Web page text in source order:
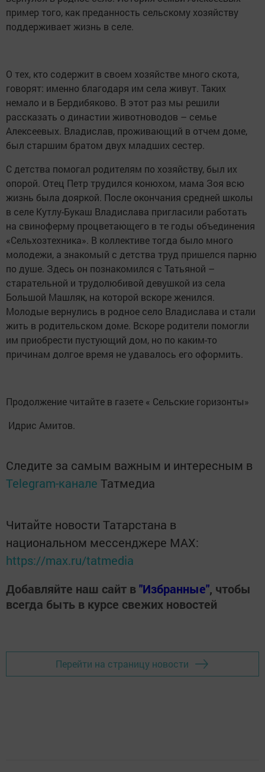
пример того, как преданность сельскому хозяйству
поддерживает жизнь в селе.
О тех, кто содержит в своем хозяйстве много скота,
говорят: именно благодаря им села живут. Таких
немало и в Бердибяково. В этот раз мы решили
рассказать о династии животноводов – семье
Алексеевых. Владислав, проживающий в отчем доме,
был старшим братом двух младших сестер.
С детства помогал родителям по хозяйству, был их
опорой. Отец Петр трудился конюхом, мама Зоя всю
жизнь была дояркой. После окончания средней школы
в селе Кутлу-Букаш Владислава пригласили работать
на свиноферму процветающего в те годы объединения
«Сельхозтехника». В коллективе тогда было много
молодежи, а знакомый с детства труд пришелся парню
по душе. Здесь он познакомился с Татьяной –
старательной и трудолюбивой девушкой из села
Большой Машляк, на которой вскоре женился.
Молодые вернулись в родное село Владислава и стали
жить в родительском доме. Вскоре родители помогли
им приобрести пустующий дом, но по каким-то
причинам долгое время не удавалось его оформить.
Продолжение читайте в газете « Сельские горизонты»
Идрис Амитов.
Следите за самым важным и интересным в
Telegram-канале Татмедиа
Читайте новости Татарстана в
национальном мессенджере MАХ:
https://max.ru/tatmedia
Добавляйте наш сайт в"Избранные", чтобы
всегда быть в курсе свежих новостей
Перейти на страницу новости